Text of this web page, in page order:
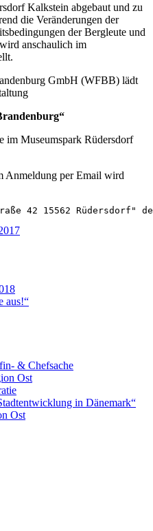
Kalkstein abgebaut und zu
die Veränderungen der
der Bergleute und
anschaulich im
GmbH (WFBB) lädt
im Museumspark Rüdersdorf
Anmeldung per Email wird
42 15562
aus!“
& Chefsache
Ost
in Dänemark“
Ost